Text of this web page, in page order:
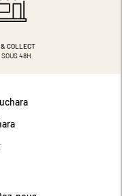
COLLECT
48H